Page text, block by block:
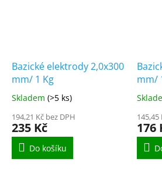
Bazické elektrody 2,0x300
mm/ 1 Kg
Skladem (>5 ks)
194,21 Kč bez DPH
235 Kč
Do košíku
mm/
145,45
176